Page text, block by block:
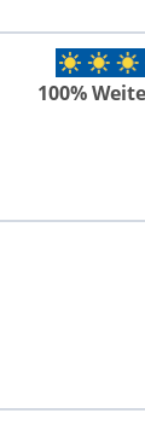
100%